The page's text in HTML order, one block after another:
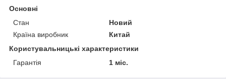
Основні
Стан
Новий
Країна виробник
Китай
Користувальницькі характеристики
Гарантія
1 міс.